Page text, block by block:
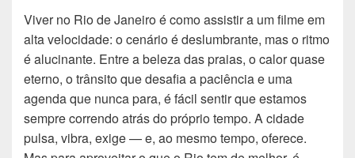
Viver no Rio de Janeiro é como assistir a um filme em
alta velocidade: o cenário é deslumbrante, mas o ritmo
é alucinante. Entre a beleza das praias, o calor quase
eterno, o trânsito que desafia a paciência e uma
agenda que nunca para, é fácil sentir que estamos
sempre correndo atrás do próprio tempo. A cidade
pulsa, vibra, exige — e, ao mesmo tempo, oferece.